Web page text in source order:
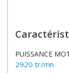
PUISSANCE
2920 tr/mn